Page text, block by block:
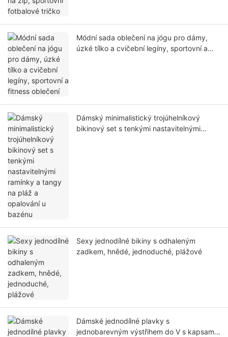
Módní sada oblečení na jógu pro dámy,
úzké tílko a cvičební legíny, sportovní a
Dámský minimalistický trojúhelníkový
bikinový set s tenkými nastavitelnými
Sexy jednodílné bikiny s odhaleným
zadkem, hnědé, jednoduché, plážové
Dámské jednodílné plavky s
jednobarevným výstřihem do V s kapsami